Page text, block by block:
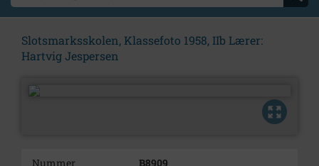
Slotsmarksskolen, Klassefoto 1958, IIb Lærer:
Hartvig Jespersen
Nummer
B8909